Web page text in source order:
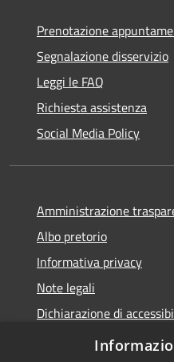
Prenotazione
Segnalazione disservizio
Leggi le FAQ
Richiesta assistenza
Social Media Policy
Amministrazione
Albo pretorio
Informativa privacy
Note legali
Dichiarazione di
Piano di miglioramento